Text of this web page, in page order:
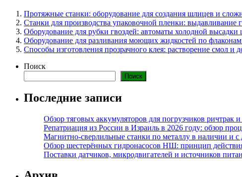
Протяжные станки: оборудование для создания шлицев и
Станки для производства упаковочной пленки: выдавливание
Оборудование для рубки гвоздей: автоматы холодной
Оборудование для разливания моющих жидкостей по
Способы изготовления прозрачного клея: растворение смол и
Поиск
Поиск
Последние записи
Обзор тяговых аккумуляторов для погрузчиков ричтрак
Репатриация из России в Израиль в 2026 году: обзор
Магнитно-сверлильные станки по металлу в наличии и с
Обзор шестерённых гидронасосов НШ: принцип
Поставки датчиков, микродвигателей и источников